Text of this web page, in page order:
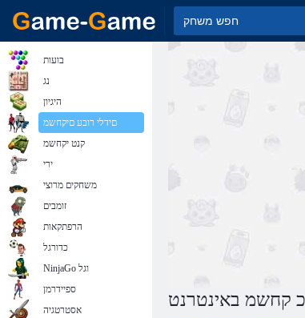
קחשמ באינטרנט
בועות
נג
היגיון
םידלי רובע םיקחשמ
קנט יקחשמ
ירי
משחקים מרוצי
זומבים
הרפתקאות
כדורגל
NinjaGo וגל
ספיידרמן
אסטרטגיה